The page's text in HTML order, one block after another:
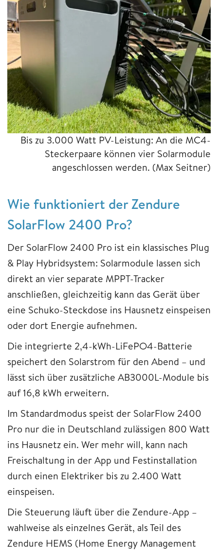
Bis zu 3.000 Watt PV-Leistung: An die MC4-
Steckerpaare können vier Solarmodule
angeschlossen werden. (Max Seitner)
Wie funktioniert der Zendure
SolarFlow 2400 Pro?
Der SolarFlow 2400 Pro ist ein klassisches Plug
& Play Hybridsystem: Solarmodule lassen sich
direkt an vier separate MPPT-Tracker
anschließen, gleichzeitig kann das Gerät über
eine Schuko-Steckdose ins Hausnetz einspeisen
oder dort Energie aufnehmen.
Die integrierte 2,4-kWh-LiFePO4-Batterie
speichert den Solarstrom für den Abend – und
lässt sich über zusätzliche AB3000L-Module bis
auf 16,8 kWh erweitern.
Im Standardmodus speist der SolarFlow 2400
Pro nur die in Deutschland zulässigen 800 Watt
ins Hausnetz ein. Wer mehr will, kann nach
Freischaltung in der App und Festinstallation
durch einen Elektriker bis zu 2.400 Watt
einspeisen.
Die Steuerung läuft über die Zendure-App –
wahlweise als einzelnes Gerät, als Teil des
Zendure HEMS (Home Energy Management